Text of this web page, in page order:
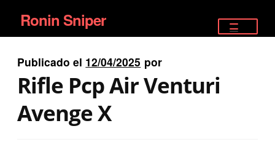
Ir
a
la
navegación
Ir
al
contenido
Ronin Sniper
EQUIPAMIENTO ÉLITE
Publicado el 12/04/2025 por
Rifle Pcp Air Venturi
Avenge X